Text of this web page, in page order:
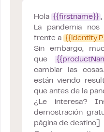
Hola {{firstname}} ,
La pandemia
frente a
Sin embargo,
que
cambiar las
están viendo
que antes de la
¿Le interesa?
demostración
página de destino]